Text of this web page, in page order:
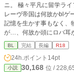
ニ。 極々平凡に留学ラ
レーヴ帝国は何故かblゲ
記憶を生かす事もなく、
が…、何故か頭にロバ耳
BL 完結 長編 R18
24h.ポイント 14pt
小説 30,168 位 /